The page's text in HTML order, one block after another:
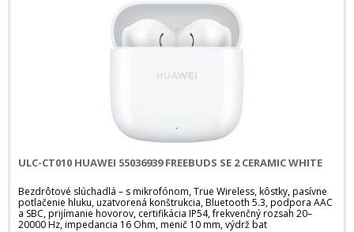
ULC-CT010 HUAWEI 55036939 FREEBUDS SE 2 CERAMIC WHITE
Bezdrôtové slúchadlá – s mikrofónom, True Wireless, kôstky, pasívne
potlačenie hluku, uzatvorená konštrukcia, Bluetooth 5.3, podpora AAC
a SBC, prijímanie hovorov, certifikácia IP54, frekvenčný rozsah 20–
20000 Hz, impedancia 16 Ohm, menič 10 mm, výdrž bat